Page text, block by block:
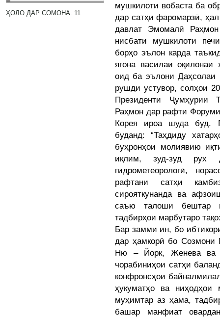
ҲОЛО ДАР СОМОНА: 11
мушкилоти вобаста ба
дар сатҳи фаромарзӣ,
давлат Эмомалӣ Раҳмон
нисбати мушкилоти
борҳо эълон карда
ягона василаи
оид ба эълони
рушди устувор, солҳои
Президенти Ҷумҳурии
Раҳмон дар рафти
Корея ироа шуда буд.
буданд: “Таҳдиду
буҳронҳои молиявию
иқлим, зуд-зуд рух
гидрометеорологӣ,
рафтани сатҳи
сирояткунанда ва
саъю талоши бештар
тадбирҳои марбутаро
Бар замми ин, бо
дар ҳамкорӣ бо
Ню – Йорк, Женева ва
чорабиниҳои сатҳи
конфронсҳои
ҳукуматҳо ва ниҳодҳои
муҳимтар аз ҳама,
башар манфиат